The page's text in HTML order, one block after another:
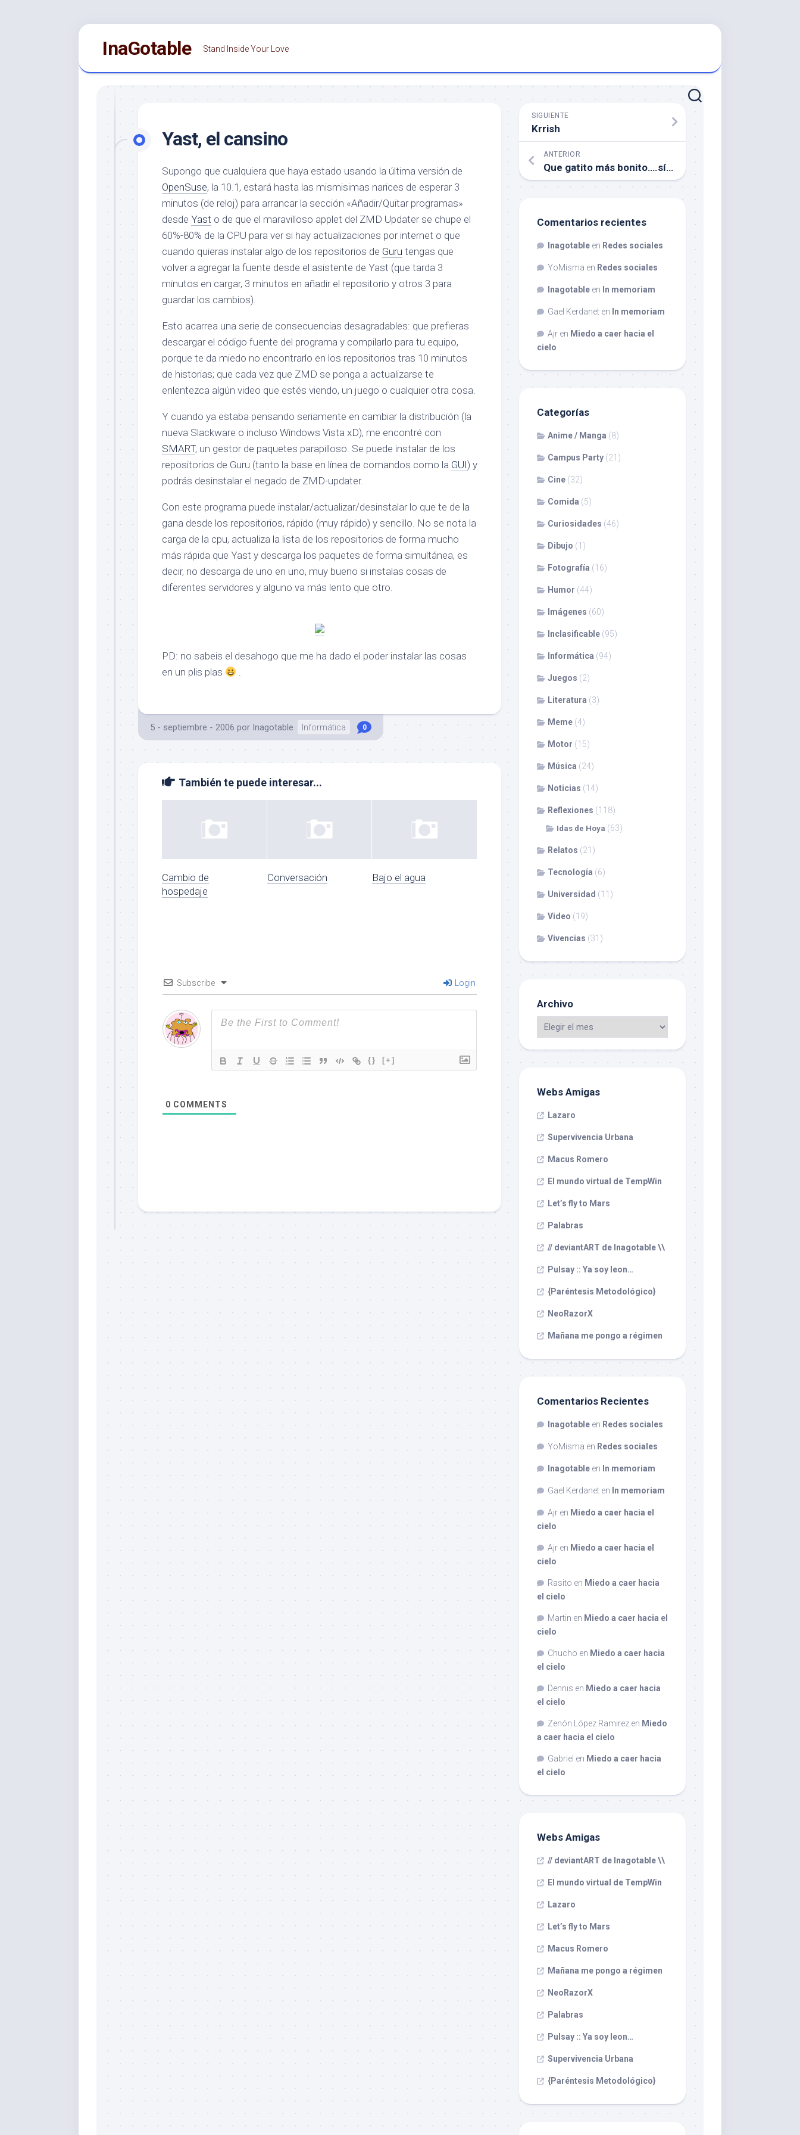
InaGotable Stand Inside Your Love
Yast, el cansino
Supongo que cualquiera que haya estado usando la última versión de
OpenSuse, la 10.1, estará hasta las mismisimas narices de esperar 3
minutos (de reloj) para arrancar la sección «Añadir/Quitar programas»
desde Yast o de que el maravilloso applet del ZMD Updater se chupe el
60%-80% de la CPU para ver si hay actualizaciones por internet o que
cuando quieras instalar algo de los repositorios de Guru tengas que
volver a agregar la fuente desde el asistente de Yast (que tarda 3
minutos en cargar, 3 minutos en añadir el repositorio y otros 3 para
guardar los cambios).
Esto acarrea una serie de consecuencias desagradables: que prefieras
descargar el código fuente del programa y compilarlo para tu equipo,
porque te da miedo no encontrarlo en los repositorios tras 10 minutos
de historias; que cada vez que ZMD se ponga a actualizarse te
enlentezca algún video que estés viendo, un juego o cualquier otra cosa.
Y cuando ya estaba pensando seriamente en cambiar la distribución (la
nueva Slackware o incluso Windows Vista xD), me encontré con
SMART, un gestor de paquetes parapilloso. Se puede instalar de los
repositorios de Guru (tanto la base en línea de comandos como la GUI) y
podrás desinstalar el negado de ZMD-updater.
Con este programa puede instalar/actualizar/desinstalar lo que te de la
gana desde los repositorios, rápido (muy rápido) y sencillo. No se nota la
carga de la cpu, actualiza la lista de los repositorios de forma mucho
más rápida que Yast y descarga los paquetes de forma simultánea, es
decir, no descarga de uno en uno, muy bueno si instalas cosas de
diferentes servidores y alguno va más lento que otro.
PD: no sabeis el desahogo que me ha dado el poder instalar las cosas
en un plis plas
.
5 - septiembre - 2006 por Inagotable Informática 0
También te puede interesar...
Cambio de
hospedaje
Conversación Bajo el agua
Subscribe Login
{} [+]
0 COMMENTS
SIGUIENTE
Krrish
ANTERIOR
Que gatito más bonito….sí, claro
Comentarios recientes
Inagotable en Redes sociales
YoMisma en Redes sociales
Inagotable en In memoriam
Gael Kerdanet en In memoriam
Ajr en Miedo a caer hacia el
cielo
Categorías
Anime / Manga (8)
Campus Party (21)
Cine (32)
Comida (5)
Curiosidades (46)
Dibujo (1)
Fotografía (16)
Humor (44)
Imágenes (60)
Inclasificable (95)
Informática (94)
Juegos (2)
Literatura (3)
Meme (4)
Motor (15)
Música (24)
Noticias (14)
Reflexiones (118)
Idas de Hoya (63)
Relatos (21)
Tecnología (6)
Universidad (11)
Video (19)
Vivencias (31)
Archivo
Webs Amigas
Lazaro
Supervivencia Urbana
Macus Romero
El mundo virtual de TempWin
Let’s fly to Mars
Palabras
// deviantART de Inagotable \\
Pulsay :: Ya soy leon…
{Paréntesis Metodológico}
NeoRazorX
Mañana me pongo a régimen
Comentarios Recientes
Inagotable en Redes sociales
YoMisma en Redes sociales
Inagotable en In memoriam
Gael Kerdanet en In memoriam
Ajr en Miedo a caer hacia el
cielo
Ajr en Miedo a caer hacia el
cielo
Rasito en Miedo a caer hacia
el cielo
Martin en Miedo a caer hacia el
cielo
Chucho en Miedo a caer hacia
el cielo
Dennis en Miedo a caer hacia
el cielo
Zenón López Ramirez en Miedo
a caer hacia el cielo
Gabriel en Miedo a caer hacia
el cielo
Webs Amigas
// deviantART de Inagotable \\
El mundo virtual de TempWin
Lazaro
Let’s fly to Mars
Macus Romero
Mañana me pongo a régimen
NeoRazorX
Palabras
Pulsay :: Ya soy leon…
Supervivencia Urbana
{Paréntesis Metodológico}